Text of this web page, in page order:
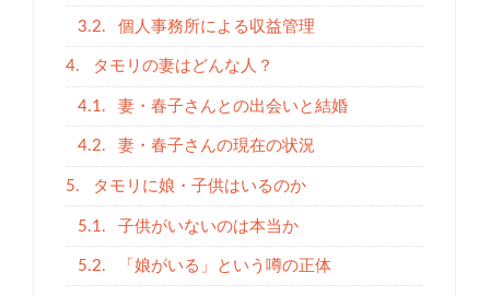
3.2. 個人事務所による収益管理
4. タモリの妻はどんな人？
4.1. 妻・春子さんとの出会いと結婚
4.2. 妻・春子さんの現在の状況
5. タモリに娘・子供はいるのか
5.1. 子供がいないのは本当か
5.2. 「娘がいる」という噂の正体